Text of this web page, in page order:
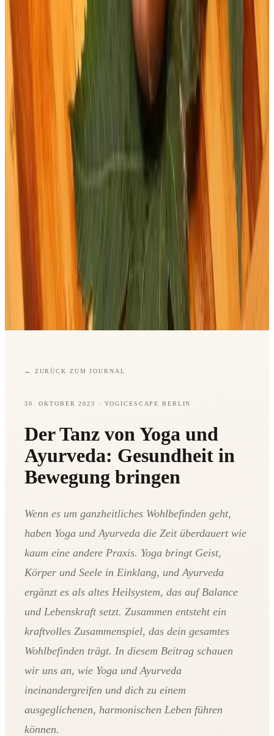
← ZURÜCK ZUM JOURNAL
30. OKTOBER 2023 · YOGICESCAPE BERLIN
Der Tanz von Yoga und
Ayurveda: Gesundheit in
Bewegung bringen
Wenn es um ganzheitliches Wohlbefinden geht,
haben Yoga und Ayurveda die Zeit überdauert wie
kaum eine andere Praxis. Yoga bringt Geist,
Körper und Seele in Einklang, und Ayurveda
ergänzt es als altes Heilsystem, das auf Balance
und Lebenskraft setzt. Zusammen entsteht ein
kraftvolles Zusammenspiel, das dein gesamtes
Wohlbefinden trägt. In diesem Beitrag schauen
wir uns an, wie Yoga und Ayurveda
ineinandergreifen und dich zu einem
ausgeglichenen, harmonischen Leben führen
können.